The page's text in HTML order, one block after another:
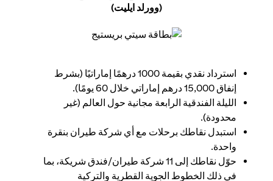
(وورلد ايليت)
استرداد نقدي بقيمة 1000 درهمًا إماراتيًا (بشرط
إنفاق 15,000 درهم إماراتي خلال 60 يومًا).
الليلة الفندقية الرابعة مجانية حول العالم (غير
محدودة).
استبدل نقاطك برحلات مع أي شركة طيران بنقرة
واحدة.
حوّل نقاطك إلى 11 شركة طيران/فندق شريكة، بما
في ذلك الخطوط الجوية القطرية والتركية